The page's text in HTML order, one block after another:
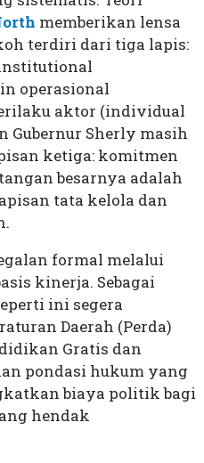
memberikan lensa
terdiri dari tiga lapis:
operasional
aktor (individual
Gubernur Sherly masih
ketiga: komitmen
besarnya adalah
tata kelola dan
formal melalui
kinerja. Sebagai
ini segera
Daerah (Perda)
Gratis dan
pondasi hukum yang
biaya politik bagi
hendak